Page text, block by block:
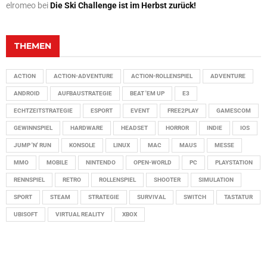
elromeo beiDie Ski Challenge ist im Herbst zurück!
THEMEN
ACTION ACTION-ADVENTURE ACTION-ROLLENSPIEL ADVENTURE
ANDROID AUFBAUSTRATEGIE BEAT 'EM UP E3
ECHTZEITSTRATEGIE ESPORT EVENT FREE2PLAY GAMESCOM
GEWINNSPIEL HARDWARE HEADSET HORROR INDIE IOS
JUMP 'N' RUN KONSOLE LINUX MAC MAUS MESSE
MMO MOBILE NINTENDO OPEN-WORLD PC PLAYSTATION
RENNSPIEL RETRO ROLLENSPIEL SHOOTER SIMULATION
SPORT STEAM STRATEGIE SURVIVAL SWITCH TASTATUR
UBISOFT VIRTUAL REALITY XBOX